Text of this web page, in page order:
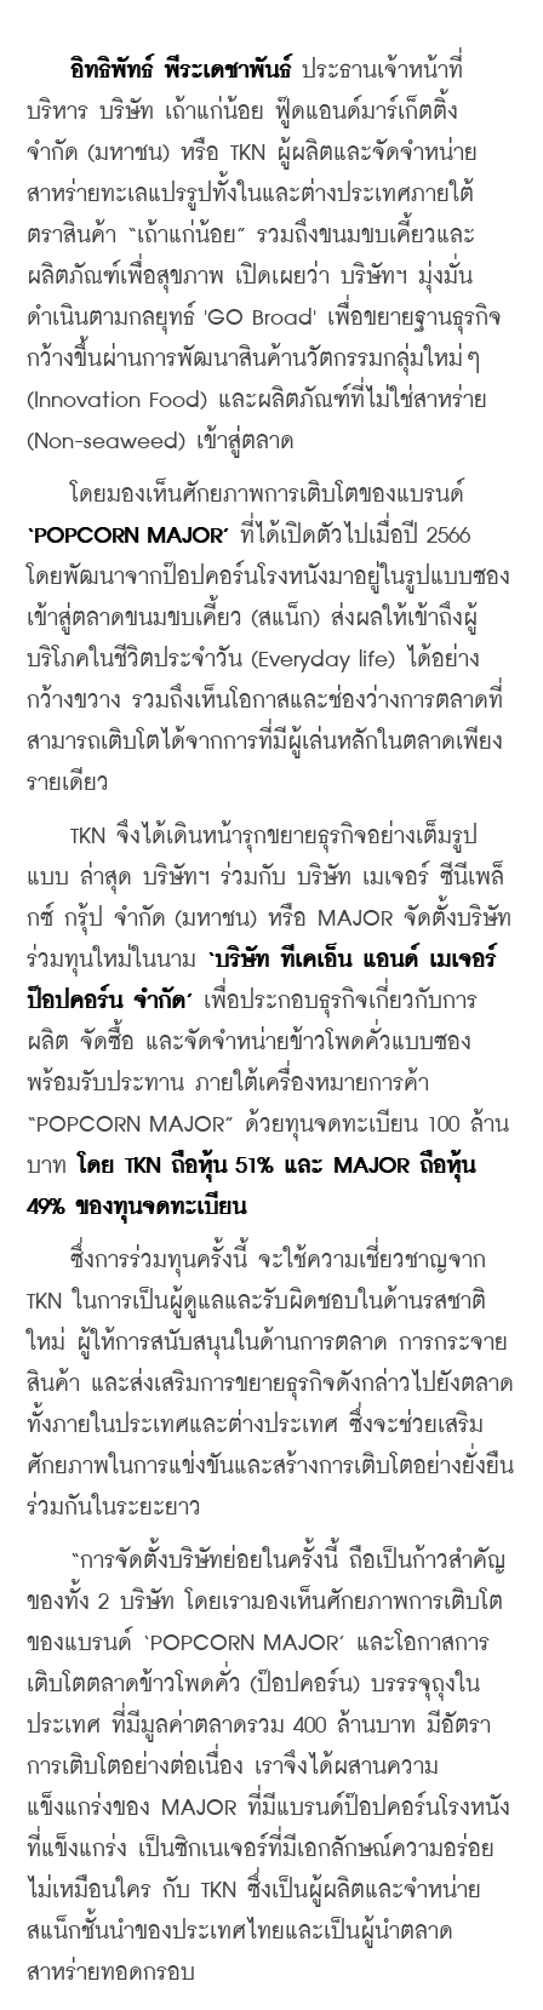
อิทธิพัทธ์ พีระเดชาพันธ์ ประธานเจ้าหน้าที่
บริหาร บริษัท เถ้าแก่น้อย ฟู๊ดแอนด์มาร์เก็ตติ้ง
จำกัด (มหาชน) หรือ TKN ผู้ผลิตและจัดจำหน่าย
สาหร่ายทะเลแปรรูปทั้งในและต่างประเทศภายใต้
ตราสินค้า “เถ้าแก่น้อย” รวมถึงขนมขบเคี้ยวและ
ผลิตภัณฑ์เพื่อสุขภาพ เปิดเผยว่า บริษัทฯ มุ่งมั่น
ดำเนินตามกลยุทธ์ 'GO Broad' เพื่อขยายฐานธุรกิจ
กว้างขึ้นผ่านการพัฒนาสินค้านวัตกรรมกลุ่มใหม่ๆ
(Innovation Food) และผลิตภัณฑ์ที่ไม่ใช่สาหร่าย
(Non-seaweed) เข้าสู่ตลาด
‘POPCORN MAJOR’ ที่ได้เปิดตัวไปเมื่อปี 2566
โดยพัฒนาจากป๊อปคอร์นโรงหนังมาอยู่ในรูปแบบซอง
เข้าสู่ตลาดขนมขบเคี้ยว (สแน็ก) ส่งผลให้เข้าถึงผู้
บริโภคในชีวิตประจำวัน (Everyday life) ได้อย่าง
กว้างขวาง รวมถึงเห็นโอกาสและช่องว่างการตลาดที่
สามารถเติบโตได้จากการที่มีผู้เล่นหลักในตลาดเพียง
รายเดียว
TKN จึงได้เดินหน้ารุกขยายธุรกิจอย่างเต็มรูป
แบบ ล่าสุด บริษัทฯ ร่วมกับ บริษัท เมเจอร์ ซีนีเพล็
กซ์ กรุ้ป จำกัด (มหาชน) หรือ MAJOR จัดตั้งบริษัท
ร่วมทุนใหม่ในนาม ‘บริษัท ทีเคเอ็น แอนด์ เมเจอร์
ป๊อปคอร์น จำกัด’ เพื่อประกอบธุรกิจเกี่ยวกับการ
ผลิต จัดซื้อ และจัดจำหน่ายข้าวโพดคั่วแบบซอง
พร้อมรับประทาน ภายใต้เครื่องหมายการค้า
“POPCORN MAJOR” ด้วยทุนจดทะเบียน 100 ล้าน
บาท โดย TKN ถือหุ้น 51% และ MAJOR ถือหุ้น
49% ของทุนจดทะเบียน
ซึ่งการร่วมทุนครั้งนี้ จะใช้ความเชี่ยวชาญจาก
TKN ในการเป็นผู้ดูแลและรับผิดชอบในด้านรสชาติ
ใหม่ ผู้ให้การสนับสนุนในด้านการตลาด การกระจาย
สินค้า และส่งเสริมการขยายธุรกิจดังกล่าวไปยังตลาด
ทั้งภายในประเทศและต่างประเทศ ซึ่งจะช่วยเสริม
ศักยภาพในการแข่งขันและสร้างการเติบโตอย่างยั่งยืน
ร่วมกันในระยะยาว
“การจัดตั้งบริษัทย่อยในครั้งนี้ ถือเป็นก้าวสำคัญ
ของทั้ง 2 บริษัท โดยเรามองเห็นศักยภาพการเติบโต
ของแบรนด์ ‘POPCORN MAJOR’ และโอกาสการ
เติบโตตลาดข้าวโพดคั่ว (ป๊อปคอร์น) บรรรจุถุงใน
ประเทศ ที่มีมูลค่าตลาดรวม 400 ล้านบาท มีอัตรา
การเติบโตอย่างต่อเนื่อง เราจึงได้ผสานความ
แข็งแกร่งของ MAJOR ที่มีแบรนด์ป๊อปคอร์นโรงหนัง
ที่แข็งแกร่ง เป็นซิกเนเจอร์ที่มีเอกลักษณ์ความอร่อย
ไม่เหมือนใคร กับ TKN ซึ่งเป็นผู้ผลิตและจำหน่าย
สแน็กชั้นนำของประเทศไทยและเป็นผู้นำตลาด
สาหร่ายทอดกรอบ